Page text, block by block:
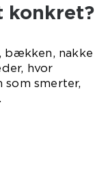
konkret?
nakke
hvor
smerter,